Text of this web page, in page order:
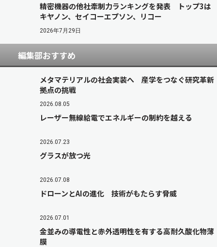
精密機器の他社牽制力ランキングを発表 トップ3は
キヤノン、セイコーエプソン、リコー
2026年7月29日
編集部おすすめ
メタマテリアルの社会実装へ 産学をつなぐ研究革新
拠点の挑戦
2026.08.05
レーザー無線給電でエネルギーの制約を越える
2026.07.23
グラスが放つ光
2026.07.08
ドローンとAIの進化 技術がもたらす脅威
2026.07.01
金並みの導電性と赤外透明性を有する高耐久酸化物薄
膜